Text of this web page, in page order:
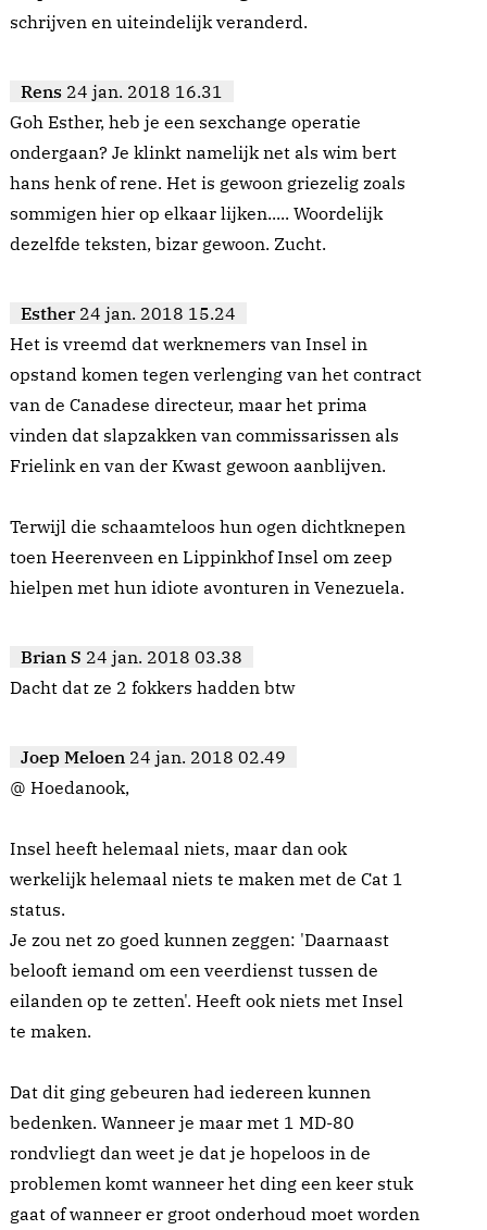
schrijven en uiteindelijk veranderd.
Rens 24 jan. 2018 16.31
Goh Esther, heb je een sexchange operatie
ondergaan? Je klinkt namelijk net als wim bert
hans henk of rene. Het is gewoon griezelig zoals
sommigen hier op elkaar lijken..... Woordelijk
dezelfde teksten, bizar gewoon. Zucht.
Esther 24 jan. 2018 15.24
Het is vreemd dat werknemers van Insel in
opstand komen tegen verlenging van het contract
van de Canadese directeur, maar het prima
vinden dat slapzakken van commissarissen als
Frielink en van der Kwast gewoon aanblijven.
Terwijl die schaamteloos hun ogen dichtknepen
toen Heerenveen en Lippinkhof Insel om zeep
hielpen met hun idiote avonturen in Venezuela.
Brian S 24 jan. 2018 03.38
Dacht dat ze 2 fokkers hadden btw
Joep Meloen 24 jan. 2018 02.49
@ Hoedanook,
Insel heeft helemaal niets, maar dan ook
werkelijk helemaal niets te maken met de Cat 1
status.
Je zou net zo goed kunnen zeggen: 'Daarnaast
belooft iemand om een veerdienst tussen de
eilanden op te zetten'. Heeft ook niets met Insel
te maken.
Dat dit ging gebeuren had iedereen kunnen
bedenken. Wanneer je maar met 1 MD-80
rondvliegt dan weet je dat je hopeloos in de
problemen komt wanneer het ding een keer stuk
gaat of wanneer er groot onderhoud moet worden